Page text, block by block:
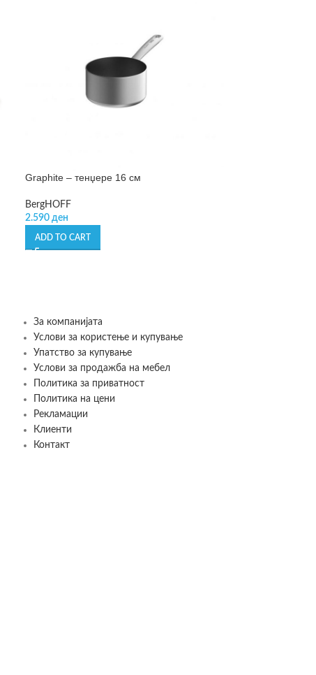
Graphite – тенџере 16 см
BergHOFF
2.590 ден
ADD TO CART
За компанијата
Услови за користење и купување
Упатство за купување
Услови за продажба на мебел
Политика за приватност
Политика на цени
Рекламации
Клиенти
Контакт